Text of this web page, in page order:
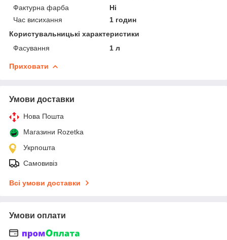
Фактурна фарба
Ні
Час висихання
1 годин
Користувальницькі характеристики
Фасування
1 л
Приховати
Умови доставки
Нова Пошта
Магазини Rozetka
Укрпошта
Самовивіз
Всі умови доставки
Умови оплати